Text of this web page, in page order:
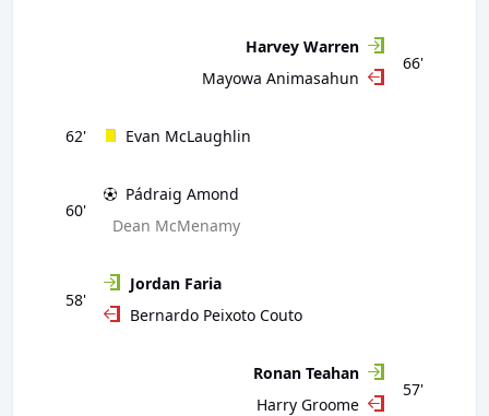
66'
Harvey Warren
Mayowa Animasahun
62' Evan McLaughlin
60'
Pádraig Amond
Dean McMenamy
58'
Jordan Faria
Bernardo Peixoto Couto
57'
Ronan Teahan
Harry Groome